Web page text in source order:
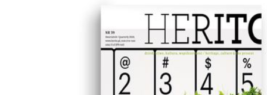
recommended Central European publications.